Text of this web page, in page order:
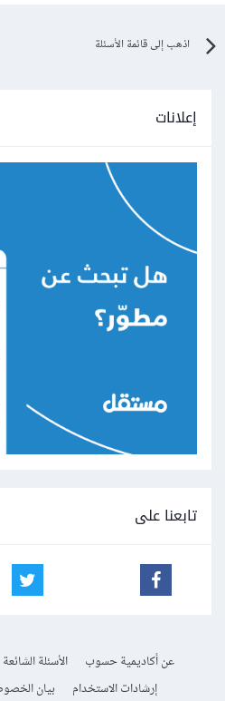
اذهب إلى قائمة الأسئلة
إعلانات
تابعنا على
عن أكاديمية حسوب الأسئلة الشائعة
إرشادات الاستخدام
بيان